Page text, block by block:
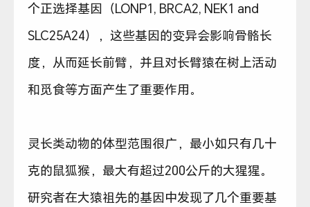
个正选择基因（LONP1, BRCA2, NEK1 and
SLC25A24），这些基因的变异会影响骨骼长
度，从而延长前臂，并且对长臂猿在树上活动
和觅食等方面产生了重要作用。
灵长类动物的体型范围很广，最小如只有几十
克的鼠狐猴，最大有超过200公斤的大猩猩。
研究者在大猿祖先的基因中发现了几个重要基